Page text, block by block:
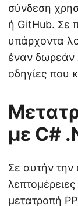
σύνδεση
ή GitHub. Σε
υπάρχοντα
έναν δωρεάν
οδηγίες που
με C#
Σε αυτήν την
μετατροπή